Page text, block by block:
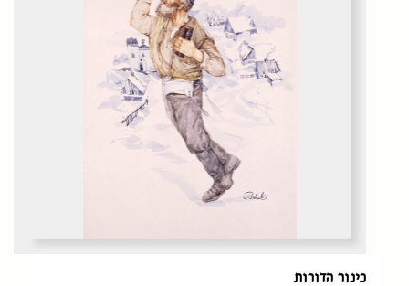
כינור הדורות